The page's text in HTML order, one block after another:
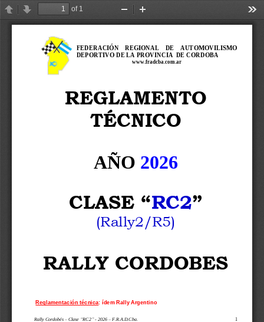
PreviousNext
of 1
Zoom
Out
In
Rally Cordobés – Clase “RC2” - 2026 – F.R.A.D.Cba. 1
FEDERACIÓN    REGIONAL    DE    AUTOMOVILISMO
DEPORTIVO DE LA PROVINCIA  DE CORDOBA
www.fradcba.com.ar
REGLAMENTO
TÉCNICO
AÑO 2026
CLASE “ RC2”
(Rally2/R5)
RALLY CORDOBES
Reglamentación técnica: ídem Rally Argentino